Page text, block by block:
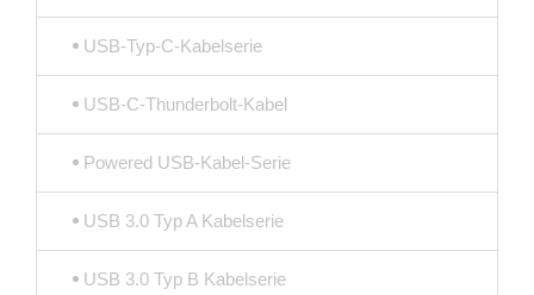
USB-Typ-C-Kabelserie
USB-C-Thunderbolt-Kabel
Powered USB-Kabel-Serie
USB 3.0 Typ A Kabelserie
USB 3.0 Typ B Kabelserie